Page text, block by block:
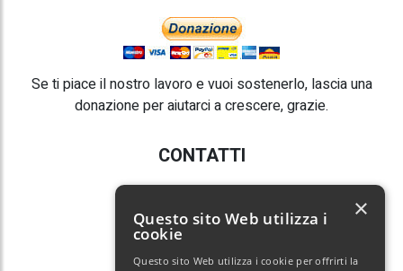
Se ti piace il nostro lavoro e vuoi sostenerlo, lascia una
donazione per aiutarci a crescere, grazie.
CONTATTI
E-mail:info@poochy.it
Questo sito Web utilizza i
cookie
Questo sito Web utilizza i cookie per offrirti la
×